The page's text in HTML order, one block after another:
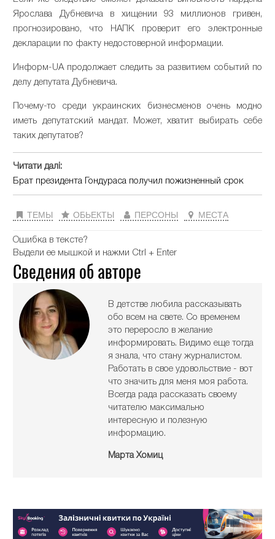
Ярослава
Дубневича в хищении 93 миллионов гривен,
прогнозировано, что НАПК проверит его
электронные
декларации по факту недостоверной информации.
Информ-UA продолжает следить за развитием событий по
делу депутата Дубневича.
Почему-то среди украинских бизнесменов очень
модно
иметь
депутатский мандат. Может,хватит выбирать
себе
таких депутатов?
Читати далі:
Брат президента Гондураса получил пожизненный срок
ТЕМЫ ОБЬЕКТЫ ПЕРСОНЫ МЕСТА
Ошибка в тексте?
Выдели ее мышкой и нажми Ctrl + Enter
Сведения об авторе
В детстве любила рассказывать
обо всем на свете. Со временем
это переросло в желание
информировать. Видимо еще тогда
я знала, что стану журналистом.
Работать в свое удовольствие - вот
что значить для меня моя работа.
Всегда рада рассказать своему
читателю максимально
интересную и полезную
информацию.
Марта Хомиц